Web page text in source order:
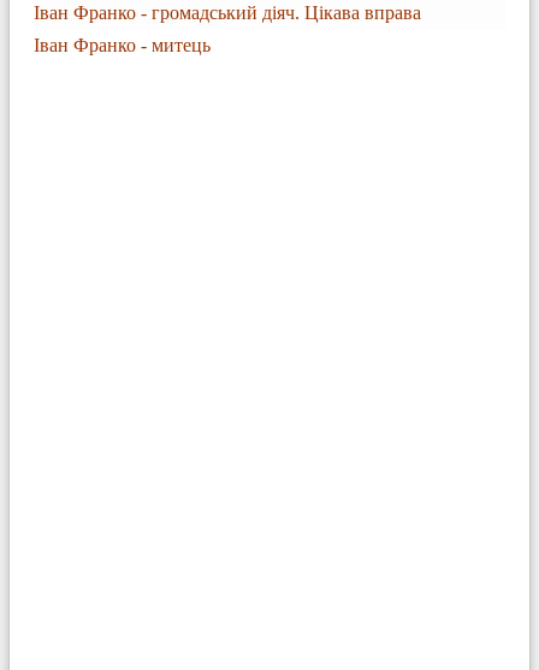
Іван Франко - громадський діяч. Цікава вправа
Іван Франко - митець